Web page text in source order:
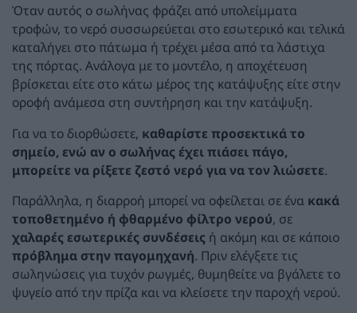
Όταν αυτός ο σωλήνας φράζει από υπολείμματα
τροφών, το νερό συσσωρεύεται στο εσωτερικό και τελικά
καταλήγει στο πάτωμα ή τρέχει μέσα από τα λάστιχα
της πόρτας. Ανάλογα με το μοντέλο, η αποχέτευση
βρίσκεται είτε στο κάτω μέρος της κατάψυξης είτε στην
οροφή ανάμεσα στη συντήρηση και την κατάψυξη.
Για να το διορθώσετε, καθαρίστε προσεκτικά το
σημείο, ενώ αν ο σωλήνας έχει πιάσει πάγο,
μπορείτε να ρίξετε ζεστό νερό για να τον λιώσετε.
Παράλληλα, η διαρροή μπορεί να οφείλεται σε ένα κακά
τοποθετημένο ή φθαρμένο φίλτρο νερού, σε
χαλαρές εσωτερικές συνδέσεις ή ακόμη και σε κάποιο
πρόβλημα στην παγομηχανή. Πριν ελέγξετε τις
σωληνώσεις για τυχόν ρωγμές, θυμηθείτε να βγάλετε το
ψυγείο από την πρίζα και να κλείσετε την παροχή νερού.